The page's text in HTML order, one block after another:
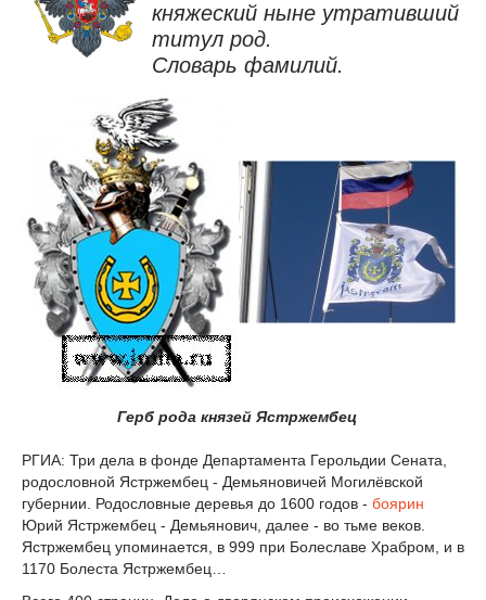
княжеский ныне утративший
титул род.
Словарь фамилий.
Герб рода князей Ястржембец
РГИА: Три дела в фонде Департамента Герольдии Сената,
родословной Ястржембец - Демьяновичей Могилёвской
губернии. Родословные деревья до 1600 годов - боярин
Юрий Ястржембец - Демьянович, далее - во тьме веков.
Ястржембец упоминается, в 999 при Болеславе Храбром, и в
1170 Болеста Ястржембец…